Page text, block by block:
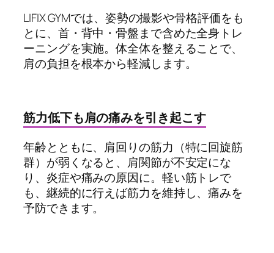
LIFIX GYMでは、姿勢の撮影や骨格評価をも
とに、首・背中・骨盤まで含めた全身トレ
ーニングを実施。体全体を整えることで、
肩の負担を根本から軽減します。
筋力低下も肩の痛みを引き起こす
年齢とともに、肩回りの筋力（特に回旋筋
群）が弱くなると、肩関節が不安定にな
り、炎症や痛みの原因に。軽い筋トレで
も、継続的に行えば筋力を維持し、痛みを
予防できます。